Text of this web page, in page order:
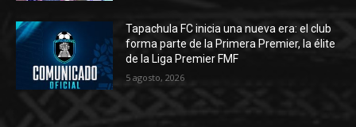
Tapachula FC inicia una nueva era: el club
forma parte de la Primera Premier, la élite
de la Liga Premier FMF
5 agosto, 2026